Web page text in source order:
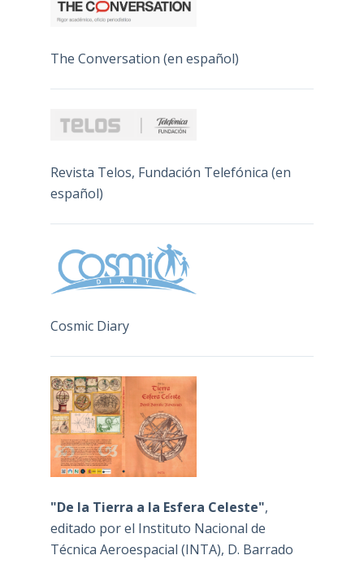
The Conversation (en español)
Revista Telos, Fundación Telefónica (en
español)
Cosmic Diary
"De la Tierra a la Esfera Celeste",
editado por el Instituto Nacional de
Técnica Aeroespacial (INTA), D. Barrado